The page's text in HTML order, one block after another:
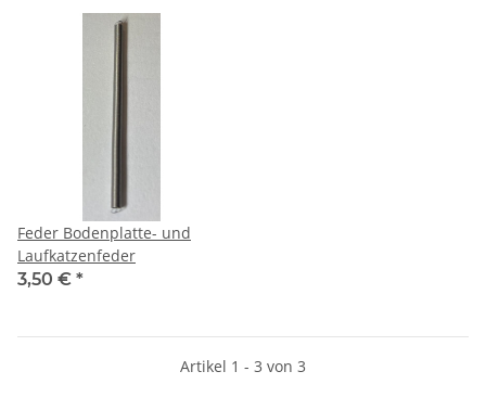
Feder Bodenplatte- und
Laufkatzenfeder
3,50 € *
Artikel 1 - 3 von 3